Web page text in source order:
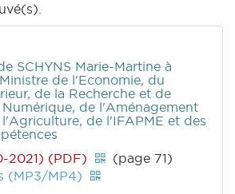
SCHYNS Marie-Martine à
de l'Economie, du
de la Recherche et de
de l'Aménagement
de l'IFAPME et des
2021) (PDF)
(page 71)
(MP3/MP4)